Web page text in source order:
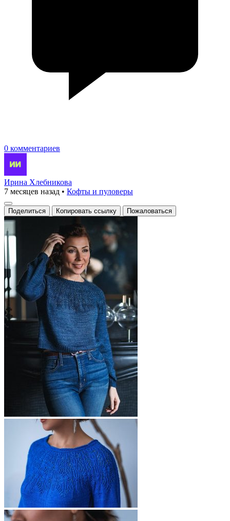
0 комментариев
Ирина Хлебникова
7 месяцев назад • Кофты и пуловеры
Поделиться Копировать ссылку Пожаловаться